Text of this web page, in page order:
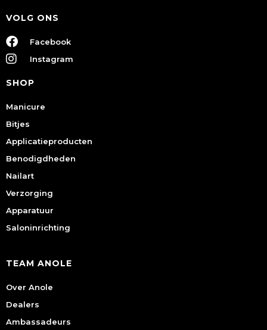
VOLG ONS
Facebook
Instagram
SHOP
Manicure
Bitjes
Applicatieproducten
Benodigdheden
Nailart
Verzorging
Apparatuur
Saloninrichting
TEAM ANOLE
Over Anole
Dealers
Ambassadeurs